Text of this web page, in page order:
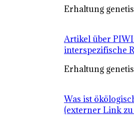
Erhaltung
Artikel über
interspezifische
Erhaltung
Was ist
(externer Link